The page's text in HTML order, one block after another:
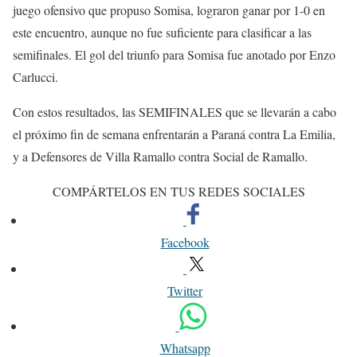
juego ofensivo que propuso Somisa, lograron ganar por 1-0 en
este encuentro, aunque no fue suficiente para clasificar a las
semifinales. El gol del triunfo para Somisa fue anotado por Enzo
Carlucci.
Con estos resultados, las SEMIFINALES que se llevarán a cabo
el próximo fin de semana enfrentarán a Paraná contra La Emilia,
y a Defensores de Villa Ramallo contra Social de Ramallo.
COMPÁRTELOS EN TUS REDES SOCIALES
Facebook
Twitter
Whatsapp